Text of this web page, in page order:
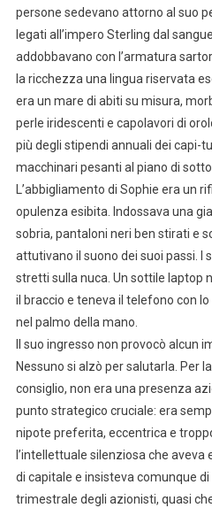
persone sedevano attorno al suo
legati all’impero Sterling dal
addobbavano con l’armatura
la ricchezza una lingua riservata
era un mare di abiti su misura,
perle iridescenti e capolavori di
più degli stipendi annuali dei capi-
macchinari pesanti al piano di
L’abbigliamento di Sophie era un
opulenza esibita. Indossava una
sobria, pantaloni neri ben stirati e
attutivano il suono dei suoi passi. I
stretti sulla nuca. Un sottile laptop
il braccio e teneva il telefono con
nel palmo della mano.
Il suo ingresso non provocò alcun
Nessuno si alzò per salutarla. Per
consiglio, non era una presenza
punto strategico cruciale: era
nipote preferita, eccentrica e
l’intellettuale silenziosa che
di capitale e insisteva comunque
trimestrale degli azionisti, quasi